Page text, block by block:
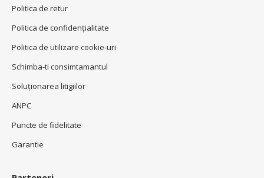
Politica de retur
Politica de confidenţialitate
Politica de utilizare cookie-uri
Schimba-ti consimtamantul
Soluționarea litigiilor
ANPC
Puncte de fidelitate
Garantie